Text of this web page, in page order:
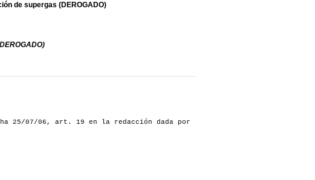
de supergas (DEROGADO)
25/07/06, art. 19 en la redacción dada por